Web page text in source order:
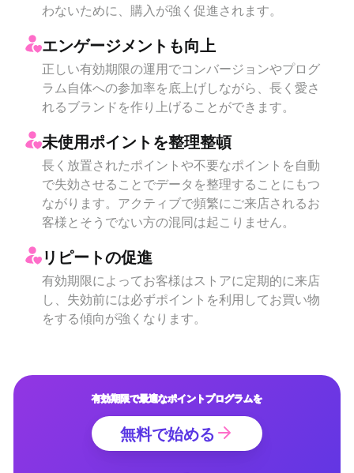
わないために、購入が強く促進されます。
エンゲージメントも向上
正しい有効期限の運用でコンバージョンやプログ
ラム自体への参加率を底上げしながら、長く愛さ
れるブランドを作り上げることができます。
未使用ポイントを整理整頓
長く放置されたポイントや不要なポイントを自動
で失効させることでデータを整理することにもつ
ながります。アクティブで頻繁にご来店されるお
客様とそうでない方の混同は起こりません。
リピートの促進
有効期限によってお客様はストアに定期的に来店
し、失効前には必ずポイントを利用してお買い物
をする傾向が強くなります。
有効期限で最適なポイントプログラムを
無料で始める